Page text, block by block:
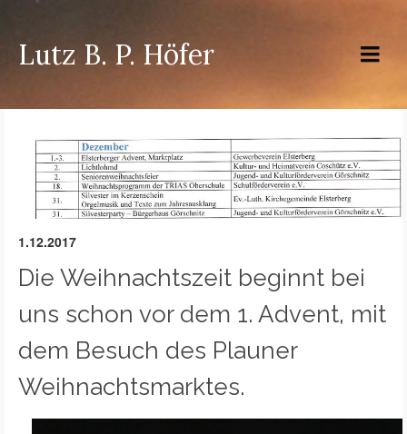
Lutz B. P. Höfer
1.12.2017
Die Weihnachtszeit beginnt bei
uns schon vor dem 1. Advent, mit
dem Besuch des Plauner
Weihnachtsmarktes.